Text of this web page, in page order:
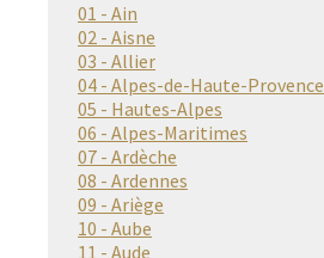
01 - Ain
02 - Aisne
03 - Allier
04 - Alpes-de-Haute-Provence
05 - Hautes-Alpes
06 - Alpes-Maritimes
07 - Ardèche
08 - Ardennes
09 - Ariège
10 - Aube
11 - Aude